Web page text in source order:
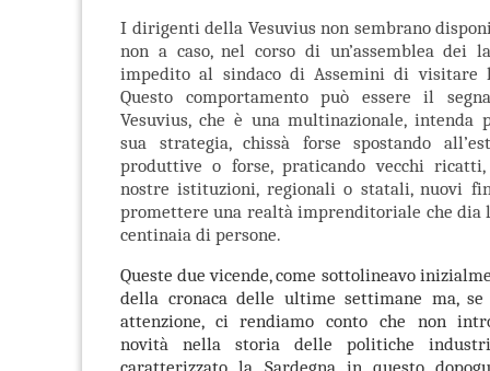
I dirigenti della Vesuvius non sembrano
non a caso, nel corso di un’assemblea dei
impedito al sindaco di Assemini di visitare
Questo comportamento può essere il
Vesuvius, che è una multinazionale, intenda
sua strategia, chissà forse spostando
produttive o forse, praticando vecchi
nostre istituzioni, regionali o statali, nuovi
promettere una realtà imprenditoriale che dia
centinaia di persone.
Queste due vicende, come sottolineavo
della cronaca delle ultime settimane ma,
attenzione, ci rendiamo conto che non
novità nella storia delle politiche
caratterizzato la Sardegna in questo